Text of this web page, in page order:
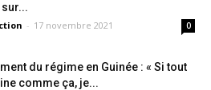
- 17 novembre 2021 0
du régime en Guinée : « Si tout
comme ça, je...